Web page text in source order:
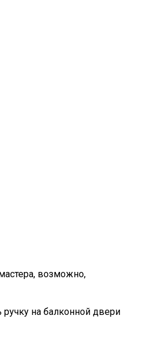
возможно,
ручку на балконной двери